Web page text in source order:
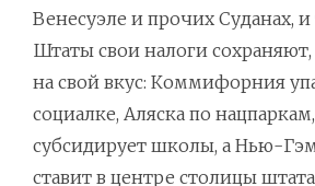
Венесуэле и прочих Суданах, и
Штаты свои налоги сохраняют,
на свой вкус: Коммифорния
социалке, Аляска по
субсидирует школы, а Нью-
ставит в центре столицы